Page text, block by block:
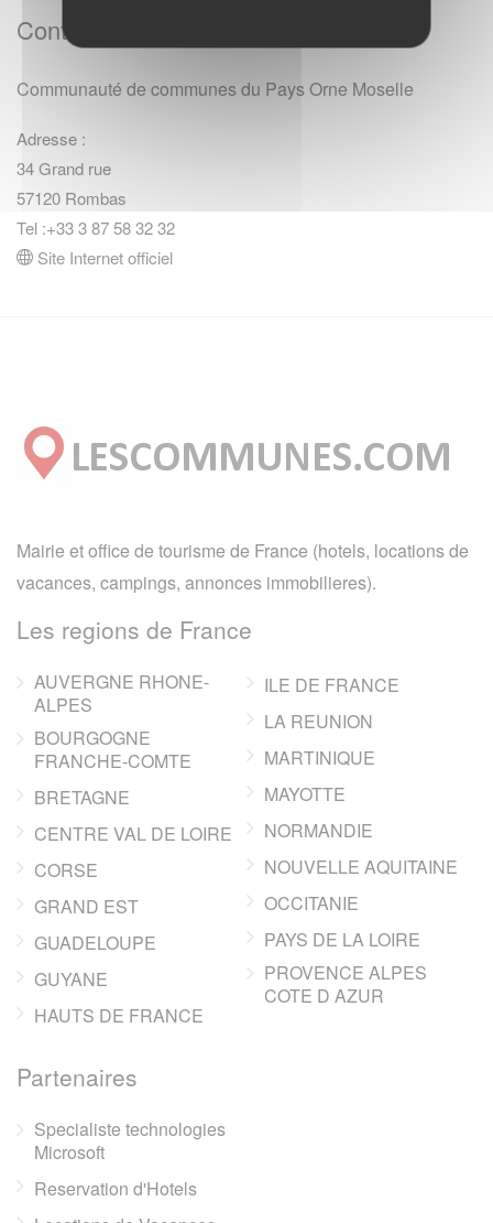
Contact communaute
Communauté de communes du Pays Orne Moselle
Adresse :
34 Grand rue
57120 Rombas
Tel :+33 3 87 58 32 32
Site Internet officiel
Mairie et office de tourisme de France (hotels, locations de
vacances, campings, annonces immobilieres).
Les regions de France
AUVERGNE RHONE-
ALPES
BOURGOGNE
FRANCHE-COMTE
BRETAGNE
CENTRE VAL DE LOIRE
CORSE
GRAND EST
GUADELOUPE
GUYANE
HAUTS DE FRANCE
ILE DE FRANCE
LA REUNION
MARTINIQUE
MAYOTTE
NORMANDIE
NOUVELLE AQUITAINE
OCCITANIE
PAYS DE LA LOIRE
PROVENCE ALPES
COTE D AZUR
Partenaires
Specialiste technologies
Microsoft
Reservation d'Hotels